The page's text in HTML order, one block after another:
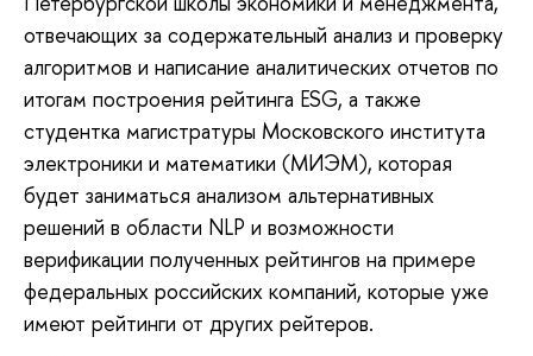
отвечающих за содержательный анализ и проверку
алгоритмов и написание аналитических отчетов по
итогам построения рейтинга ESG, а также
студентка магистратуры Московского института
электроники и математики (МИЭМ), которая
будет заниматься анализом альтернативных
решений в области NLP и возможности
верификации полученных рейтингов на примере
федеральных российских компаний, которые уже
имеют рейтинги от других рейтеров.